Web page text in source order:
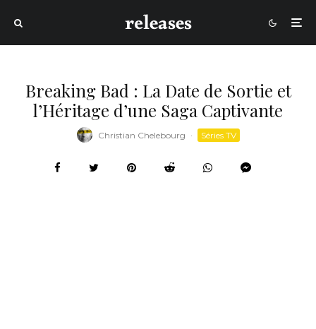
Breaking Bad : La Date de Sortie et
l’Héritage d’une Saga Captivante
Christian Chelebourg · Séries TV